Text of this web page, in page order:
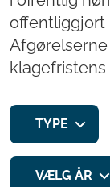
offentliggjort
klagefristens
TYPE
VÆLG ÅR